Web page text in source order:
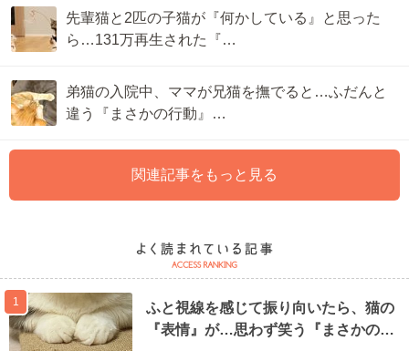
先輩猫と2匹の子猫が『何かしている』と思った
ら…131万再生された『…
弟猫の入院中、ママが兄猫を撫でると…ふだんと
違う『まさかの行動』…
関連記事をもっと見る
1
ふと視線を感じて振り向いたら、猫の
『表情』が…思わず笑う『まさかの…